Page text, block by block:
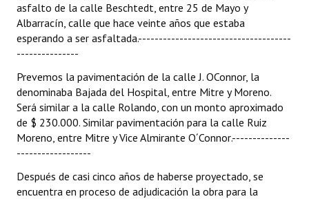
asfalto de la calle Beschtedt, entre 25 de Mayo y
Albarracín, calle que hace veinte años que estaba
esperando a ser asfaltada.-------------------------------------
---------------
Prevemos la pavimentación de la calle J. OConnor, la
denominaba Bajada del Hospital, entre Mitre y Moreno.
Será similar a la calle Rolando, con un monto aproximado
de $ 230.000. Similar pavimentación para la calle Ruiz
Moreno, entre Mitre y Vice Almirante O´Connor.--------------
------------------
Después de casi cinco años de haberse proyectado, se
encuentra en proceso de adjudicación la obra para la